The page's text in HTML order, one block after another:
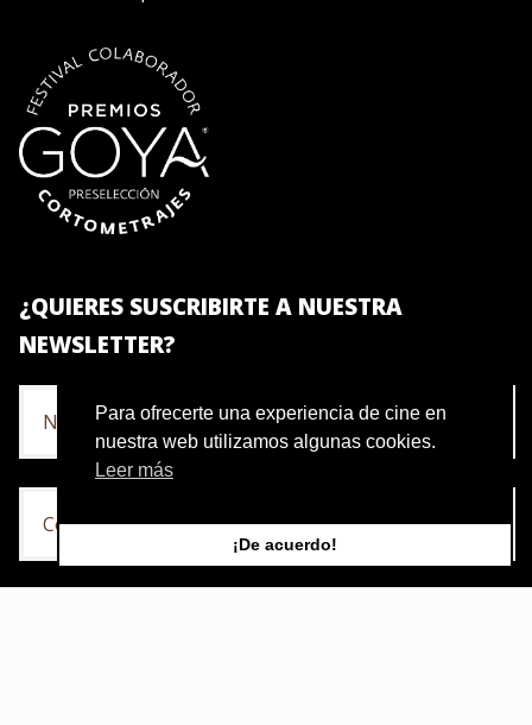
¿QUIERES SUSCRIBIRTE A NUESTRA
NEWSLETTER?
Para ofrecerte una experiencia de cine en
nuestra web utilizamos algunas cookies.
Leer más
¡De acuerdo!